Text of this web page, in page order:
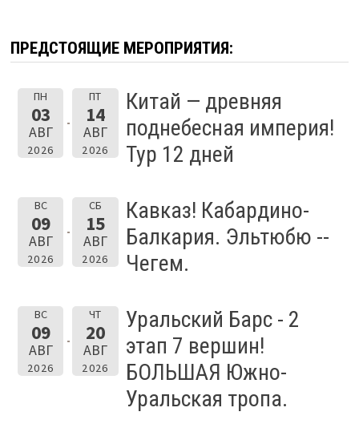
ПРЕДСТОЯЩИЕ МЕРОПРИЯТИЯ:
ПН
03
АВГ
2026
ПТ
14
АВГ
2026
Китай — древняя
поднебесная империя!
Тур 12 дней
ВС
09
АВГ
2026
СБ
15
АВГ
2026
Кавказ! Кабардино-
Балкария. Эльтюбю --
Чегем.
ВС
09
АВГ
2026
ЧТ
20
АВГ
2026
Уральский Барс - 2
этап 7 вершин!
БОЛЬШАЯ Южно-
Уральская тропа.